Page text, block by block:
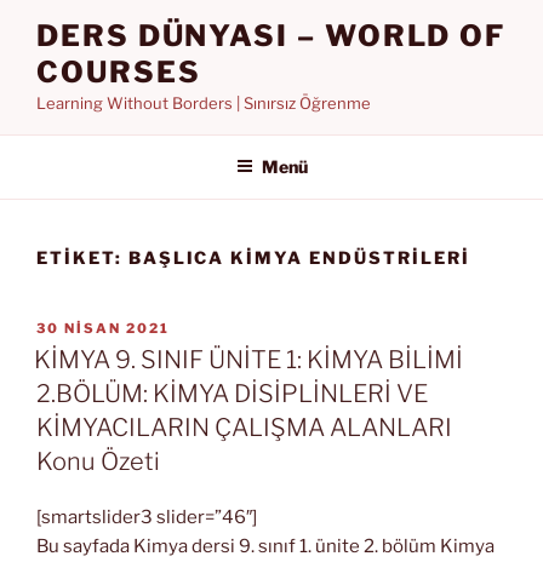
DERS DÜNYASI – WORLD OF
COURSES
Learning Without Borders | Sınırsız Öğrenme
Menü
ETIKET: BAŞLICA KİMYA ENDÜSTRİLERİ
YAYIM
TARIHI
30 NISAN 2021
KİMYA 9. SINIF ÜNİTE 1: KİMYA BİLİMİ
2.BÖLÜM: KİMYA DİSİPLİNLERİ VE
KİMYACILARIN ÇALIŞMA ALANLARI
Konu Özeti
[smartslider3 slider=”46″]
Bu sayfada Kimya dersi 9. sınıf 1. ünite 2. bölüm Kimya